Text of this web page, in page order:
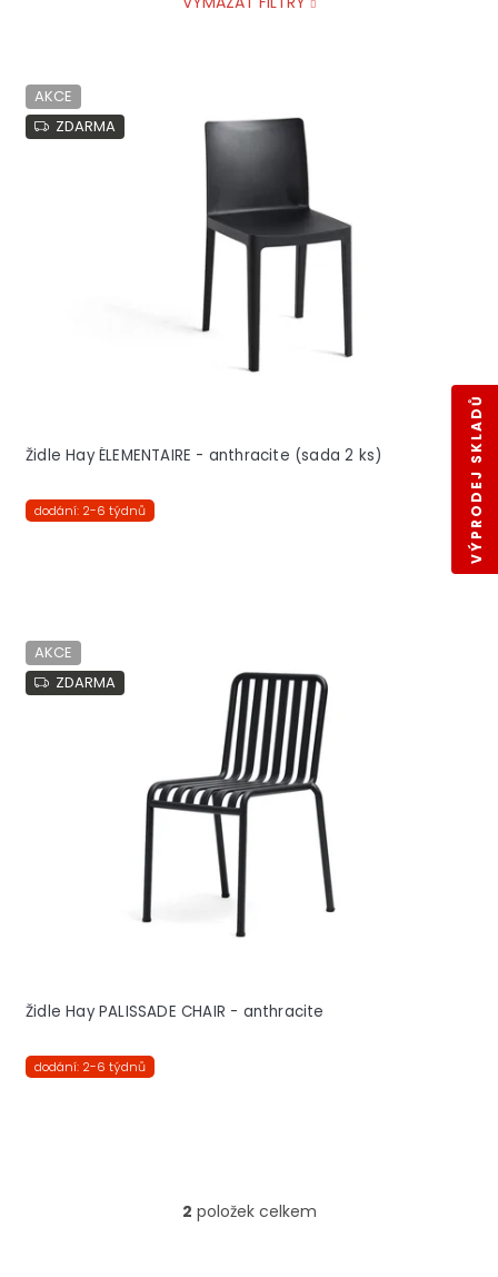
V
ý
p
AKCE
ZDARMA
Židle Hay ÉLEMENTAIRE - anthracite (sada 2 ks)
dodání: 2-6 týdnů
AKCE
ZDARMA
Židle Hay PALISSADE CHAIR - anthracite
dodání: 2-6 týdnů
O
2 položek celkem
VÝPRODEJ SKLADŮ